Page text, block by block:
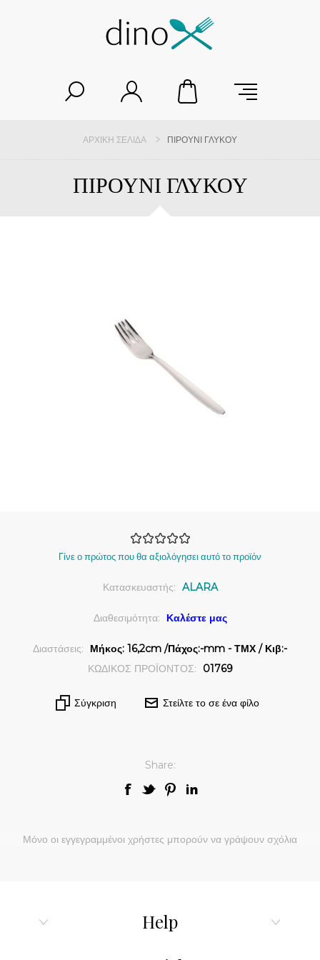
ΑΡΧΙΚΉ ΣΕΛΊΔΑ ΠΙΡΟΥΝΙ ΓΛΥΚΟΥ
ΠΙΡΟΥΝΙ ΓΛΥΚΟΥ
Γίνε ο πρώτος που θα αξιολόγησει αυτό το προϊόν
Κατασκευαστής: ALARA
Διαθεσιμότητα: Καλέστε μας
Διαστάσεις:
Μήκος: 16,2cm /Πάχος:-mm - ΤΜΧ / Κιβ:-
ΚΩΔΙΚΟΣ ΠΡΟΪΟΝΤΟΣ:
01769
Σύγκριση Στείλτε το σε ένα φίλο
Share:
Μόνο οι εγγεγραμμένοι χρήστες μπορούν να γράψουν σχόλια
Help